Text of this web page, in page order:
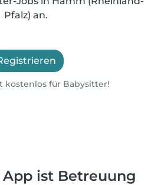
Pfalz) an.
kostenlos für Babysitter!
ist Betreuung